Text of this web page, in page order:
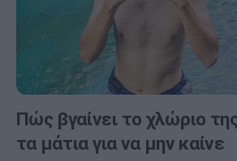
Πώς βγαίνει το χλώριο
τα μάτια για να μην καίνε